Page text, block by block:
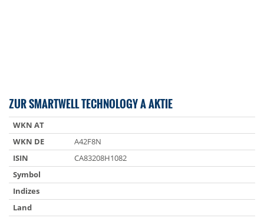
ZUR SMARTWELL TECHNOLOGY A AKTIE
WKN AT
WKN DE
A42F8N
ISIN
CA83208H1082
Symbol
Indizes
Land